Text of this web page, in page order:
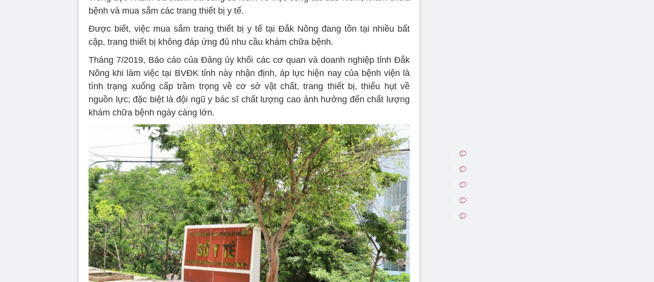
bệnh và mua sắm các trang thiết bị y tế.
Được biết, việc mua sắm trang thiết bị y tế tại Đắk Nông đang tồn tại nhiều bất
cập, trang thiết bị không đáp ứng đủ nhu cầu khám chữa bệnh.
Tháng 7/2019, Báo cáo của Đảng ủy khối các cơ quan và doanh nghiệp tỉnh Đắk
Nông khi làm việc tại BVĐK tỉnh này nhận định, áp lực hiện nay của bệnh viện là
tình trạng xuống cấp trầm trọng về cơ sở vật chất, trang thiết bị, thiếu hụt về
nguồn lực; đặc biệt là đội ngũ y bác sĩ chất lượng cao ảnh hưởng đến chất lượng
khám chữa bệnh ngày càng lớn.